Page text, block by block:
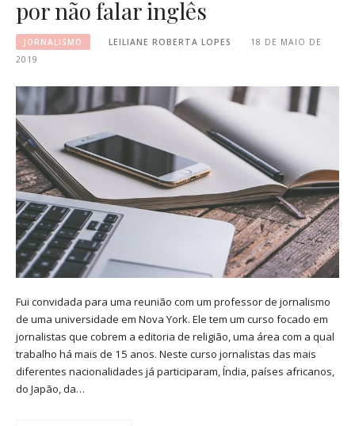
por não falar inglês
JORNALISMO LEILIANE ROBERTA LOPES
18 DE MAIO DE
2019
Fui convidada para uma reunião com um professor de jornalismo
de uma universidade em Nova York. Ele tem um curso focado em
jornalistas que cobrem a editoria de religião, uma área com a qual
trabalho há mais de 15 anos. Neste curso jornalistas das mais
diferentes nacionalidades já participaram, Índia, países africanos,
do Japão, da…